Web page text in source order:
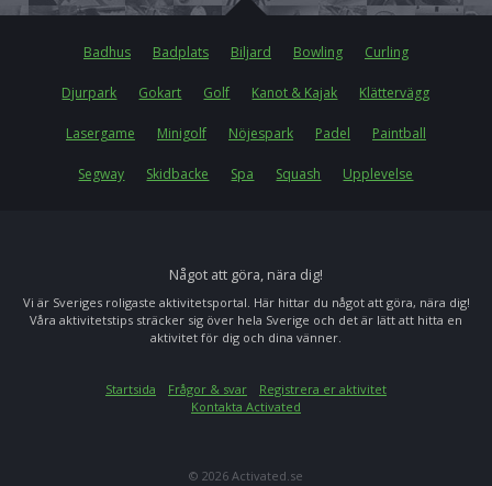
Badhus Badplats Biljard Bowling Curling
Djurpark Gokart Golf Kanot & Kajak Klättervägg
Lasergame Minigolf Nöjespark Padel Paintball
Segway Skidbacke Spa Squash Upplevelse
Något att göra, nära dig!
Vi är Sveriges roligaste aktivitetsportal. Här hittar du något att göra, nära dig!
Våra aktivitetstips sträcker sig över hela Sverige och det är lätt att hitta en
aktivitet för dig och dina vänner.
Startsida Frågor & svar
Registrera er aktivitet
Kontakta Activated
© 2026 Activated.se